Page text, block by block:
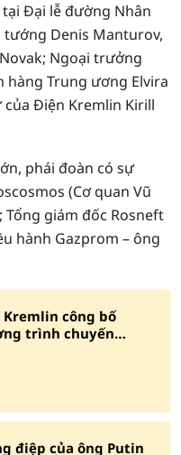
Đại lễ đường Nhân
tướng Denis Manturov,
Ngoại trưởng
hàng Trung ương Elvira
Điện Kremlin Kirill
phái đoàn có sự
(Cơ quan Vũ
giám đốc Rosneft
hành Gazprom – ông
công bố
trình chuyến
điệp của ông Putin